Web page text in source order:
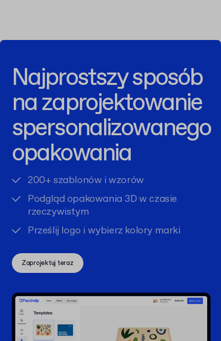
Najprostszy sposób
na zaprojektowanie
spersonalizowanego
opakowania
200+ szablonów i wzorów
Podgląd opakowania 3D w czasie
rzeczywistym
Prześlij logo i wybierz kolory marki
Zaprojektuj teraz